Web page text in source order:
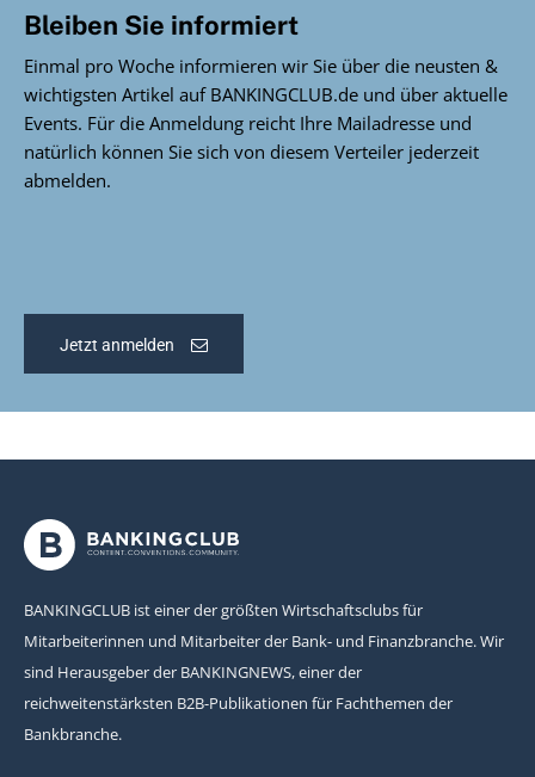
Bleiben Sie informiert
Einmal pro Woche informieren wir Sie über die neusten &
wichtigsten Artikel auf BANKINGCLUB.de und über aktuelle
Events. Für die Anmeldung reicht Ihre Mailadresse und
natürlich können Sie sich von diesem Verteiler jederzeit
abmelden.
Jetzt anmelden
BANKINGCLUB ist einer der größten Wirtschaftsclubs für
Mitarbeiterinnen und Mitarbeiter der Bank- und Finanzbranche. Wir
sind Herausgeber der BANKINGNEWS, einer der
reichweitenstärksten B2B-Publikationen für Fachthemen der
Bankbranche.